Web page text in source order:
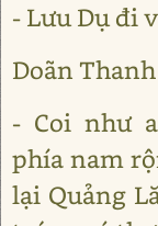
- Lưu Dụ đi
Doãn
- Coi như
phía nam
lại Quảng